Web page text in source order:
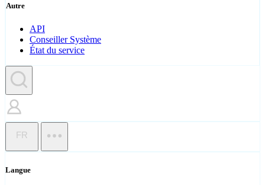
Autre
API
Conseiller Système
État du service
FR
Langue